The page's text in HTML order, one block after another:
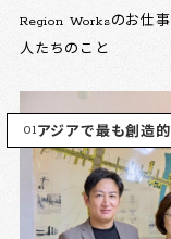
Region Worksのお仕事
人たちのこと
01アジアで最も創造